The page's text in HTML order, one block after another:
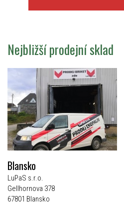
Nejbližší prodejní sklad
Blansko
LuPaS s.r.o.
Gellhornova 378
67801 Blansko